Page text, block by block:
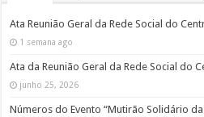
Ata Reunião Geral da Rede Social do
1 semana ago
Ata da Reunião Geral da Rede Social do
junho 25, 2026
Números do Evento “Mutirão Solidário